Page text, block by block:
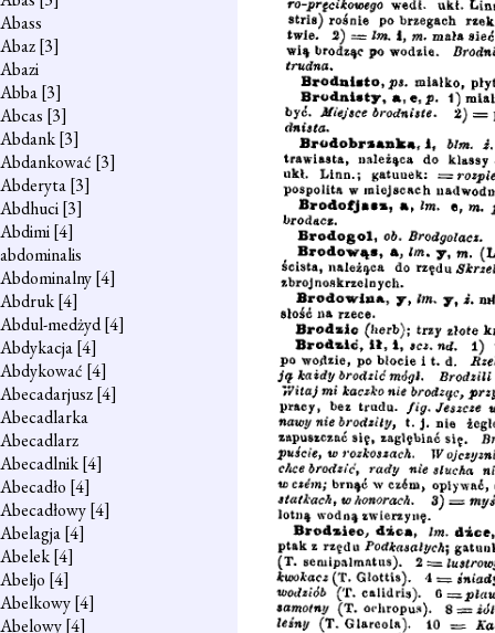
Abass
Abaz[3]
Abazi
Abba[3]
Abcas [3]
Abdank[3]
Abdankować [3]
Abderyta[3]
Abdhuci[3]
Abdimi[4]
abdominalis
Abdominalny[4]
Abdruk[4]
Abdul-medżyd[4]
Abdykacja[4]
Abdykować [4]
Abecadarjusz[4]
Abecadlarka
Abecadlarz
Abecadlnik[4]
Abecadło [4]
Abecadłowy[4]
Abelagja[4]
Abelek[4]
Abeljo [4]
Abelkowy[4]
Abelowy[4]